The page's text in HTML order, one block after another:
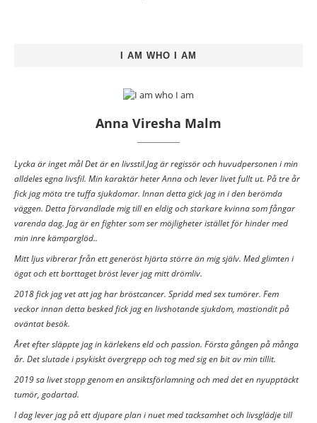
I AM WHO I AM
Anna Viresha Malm
Lycka är inget mål Det är en livsstil.Jag är regissör och huvudpersonen i min
alldeles egna livsfil. Min karaktär heter Anna och lever livet fullt ut. På tre år
fick jag möta tre tuffa sjukdomar. Innan detta gick jag in i den berömda
väggen. Detta förvandlade mig till en eldig och starkare kvinna som fångar
varenda dag. Jag är en fighter som ser möjligheter istället för hinder med
min inre kämparglöd..
Mitt ljus vibrerar från ett generöst hjärta större än mig själv. Med glimten i
ögat och ett borttaget bröst lever jag mitt drömliv.
2018 fick jag vet att jag har bröstcancer. Spridd med sex tumörer. Fem
veckor innan detta besked fick jag en livshotande sjukdom, mastiondit på
oväntat besök.
Året efter släppte jag in kärlekens eld och passion. Första gången på många
år. Det slutade i psykiskt övergrepp och tog med sig en bit av min tillit.
2019 sa livet stopp genom en ansiktsförlamning och med det en nyupptäckt
tumör, godartad.
I dag lever jag på ett djupare plan i nuet med tacksamhet och livsglädje till